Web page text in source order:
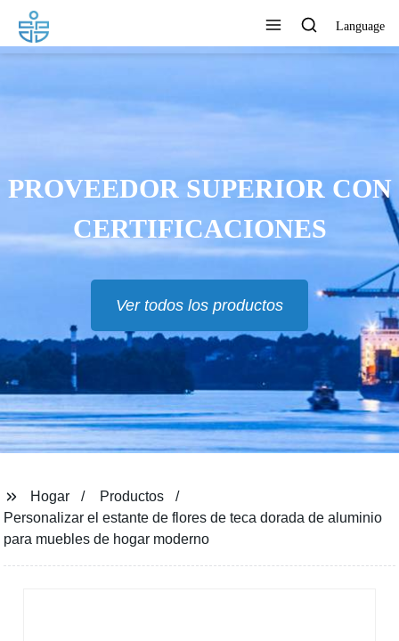
Language
PROVEEDOR SUPERIOR CON
CERTIFICACIONES
Ver todos los productos
Hogar
Productos
Personalizar el estante de flores de teca dorada de aluminio
para muebles de hogar moderno